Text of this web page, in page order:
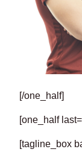
[/one_half]
[one_half
[tagline_box